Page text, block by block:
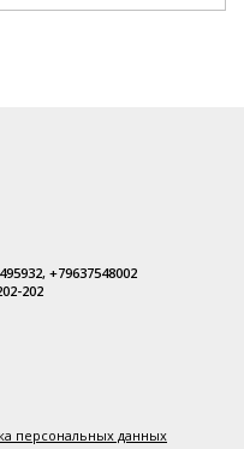
+79637548002
202
персональных данных